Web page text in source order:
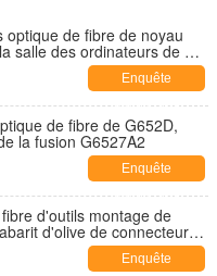
optique de fibre de noyau
salle des ordinateurs de Big
Enquête
maintenant
de fibre de G652D,
la fusion G6527A2
Enquête
maintenant
d'outils montage de
d'olive de connecteur
Enquête